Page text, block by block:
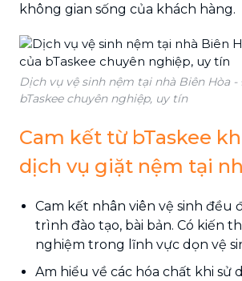
không gian sống của khách hàng.
Dịch vụ vệ sinh nệm tại nhà Biên Hòa
bTaskee chuyên nghiệp, uy tín
Cam kết từ bTaskee
dịch vụ giặt nệm tại
Cam kết nhân viên vệ sinh đều
trình đào tạo, bài bản. Có kiến
nghiệm trong lĩnh vực dọn vệ
Am hiểu về các hóa chất khi sử